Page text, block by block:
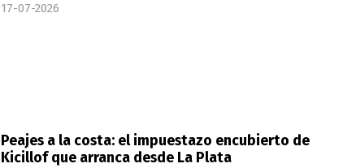
17-07-2026
Peajes a la costa: el impuestazo encubierto de
Kicillof que arranca desde La Plata